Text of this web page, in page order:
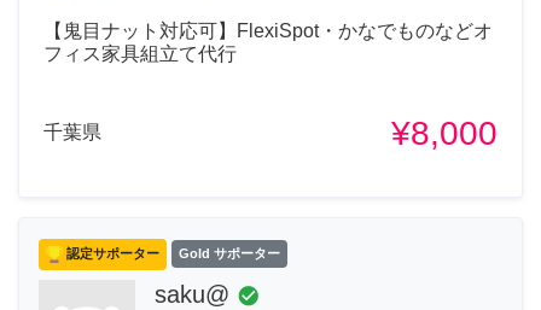
【鬼目ナット対応可】FlexiSpot・かなでものなどオ
フィス家具組立て代行
千葉県 ¥8,000
認定サポーター Gold サポーター
saku@ check_circle